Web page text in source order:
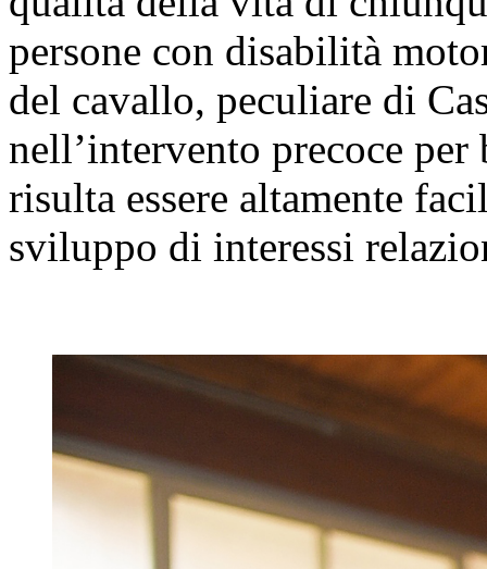
persone con disabilità
del cavallo, peculiare di
nell’intervento precoce
risulta essere altamente
sviluppo di interessi